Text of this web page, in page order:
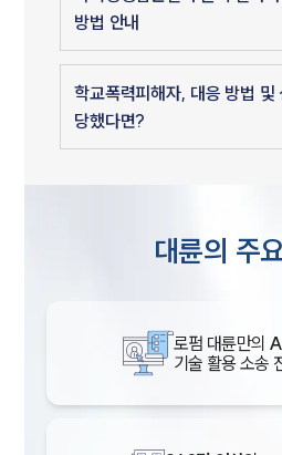
방법 안내
학교폭력피해자, 대응 방법 및
당했다면?
대륜의 주
로펌 대륜만의
기술 활용 소송